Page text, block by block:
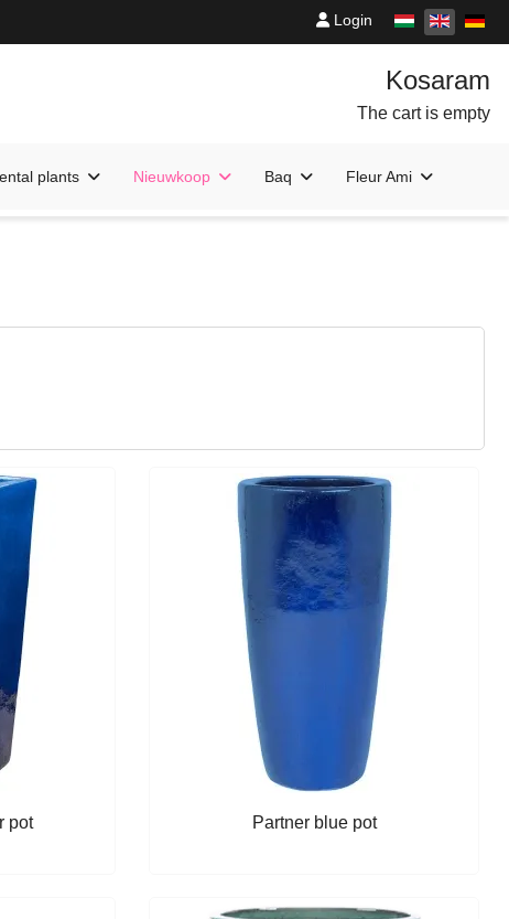
Login
The cart is empty
plants Nieuwkoop Baq Fleur Ami
pot Partner blue pot